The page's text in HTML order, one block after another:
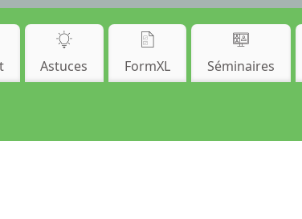
Astuces FormXL Séminaires